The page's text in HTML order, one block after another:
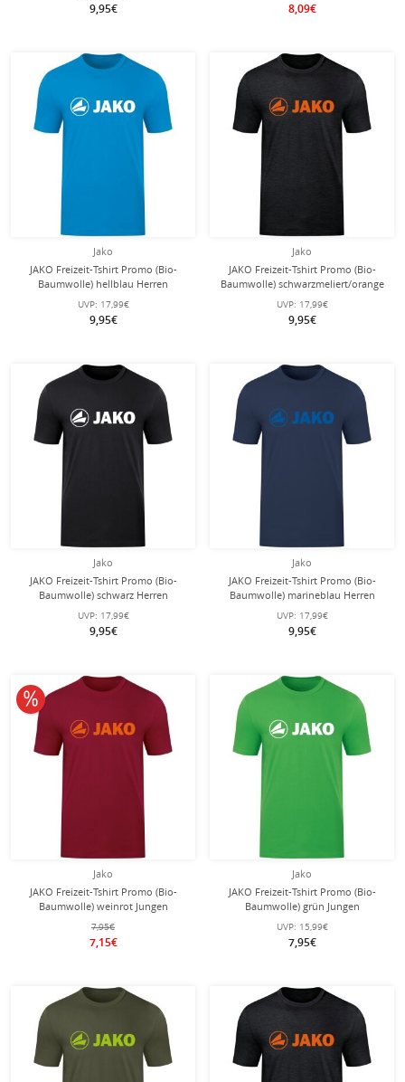
9,95€ 8,09€
Jako
JAKO Freizeit-Tshirt Promo (Bio-
Baumwolle) hellblau Herren
UVP: 17,99€
9,95€
Jako
JAKO Freizeit-Tshirt Promo (Bio-
Baumwolle) schwarzmeliert/orange
Herren
UVP: 17,99€
9,95€
Jako
JAKO Freizeit-Tshirt Promo (Bio-
Baumwolle) schwarz Herren
UVP: 17,99€
9,95€
Jako
JAKO Freizeit-Tshirt Promo (Bio-
Baumwolle) marineblau Herren
UVP: 17,99€
9,95€
Jako
JAKO Freizeit-Tshirt Promo (Bio-
Baumwolle) weinrot Jungen
7,95€
7,15€
10% reduziert
Jako
JAKO Freizeit-Tshirt Promo (Bio-
Baumwolle) grün Jungen
UVP: 15,99€
7,95€